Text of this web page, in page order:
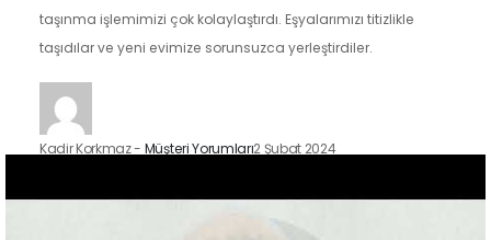
taşınma işlemimizi çok kolaylaştırdı. Eşyalarımızı titizlikle
taşıdılar ve yeni evimize sorunsuzca yerleştirdiler.
Kadir Korkmaz- Müşteri Yorumları2 Şubat 2024
Nakliyat'ın hizmetlerinden faydalandık ve sonuçtan çok